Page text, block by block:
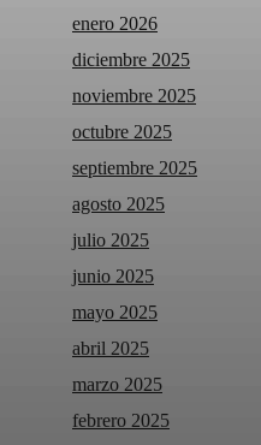
enero 2026
diciembre 2025
noviembre 2025
octubre 2025
septiembre 2025
agosto 2025
julio 2025
junio 2025
mayo 2025
abril 2025
marzo 2025
febrero 2025